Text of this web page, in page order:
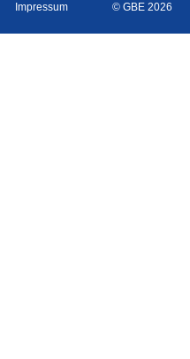
Impressum © GBE 2026